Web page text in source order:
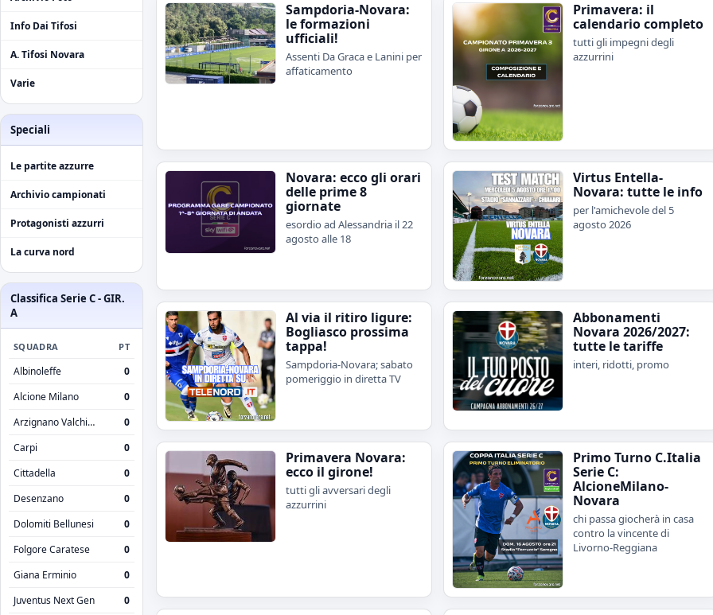
Info Dai Tifosi
A. Tifosi Novara
Varie
Speciali
Le partite azzurre
Archivio campionati
Protagonisti azzurri
La curva nord
Classifica Serie C - GIR.
A
SQUADRA PT
Albinoleffe
0
Alcione Milano
0
Arzignano Valchiampo
0
Carpi
0
Cittadella
0
Desenzano
0
Dolomiti Bellunesi
0
Folgore Caratese
0
Giana Erminio
0
Juventus Next Gen
0
Sampdoria-Novara:
le formazioni
ufficiali!
Assenti Da Graca e Lanini per
affaticamento
Primavera: il
calendario completo
tutti gli impegni degli
azzurrini
Novara: ecco gli orari
delle prime 8
giornate
esordio ad Alessandria il 22
agosto alle 18
Virtus Entella-
Novara: tutte le info
per l'amichevole del 5
agosto 2026
Al via il ritiro ligure:
Bogliasco prossima
tappa!
Sampdoria-Novara; sabato
pomeriggio in diretta TV
Abbonamenti
Novara 2026/2027:
tutte le tariffe
interi, ridotti, promo
Primavera Novara:
ecco il girone!
tutti gli avversari degli
azzurrini
Primo Turno C.Italia
Serie C:
AlcioneMilano-
Novara
chi passa giocherà in casa
contro la vincente di
Livorno-Reggiana